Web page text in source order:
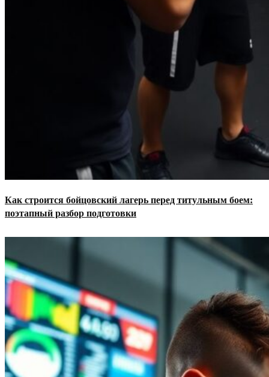
Как строится бойцовский лагерь перед титульным боем:
поэтапный разбор подготовки